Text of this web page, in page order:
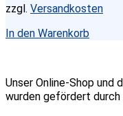
zzgl. Versandkosten
In den Warenkorb
Unser Online-Shop und
wurden gefördert durch